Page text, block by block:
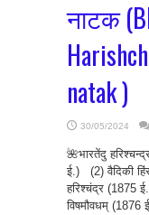
नाटक
natak )
30/05/2024
🌺भारतेंदु
ई.) (2) वैदिकी
हरिश्चंद्र (1875
विषमौवधम्